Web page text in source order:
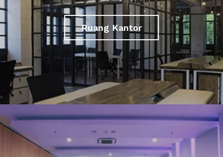
Ruang Kantor